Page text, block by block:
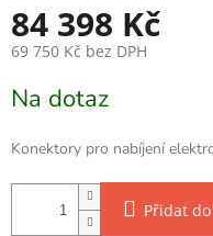
84 398 Kč
69 750 Kč bez DPH
Na dotaz
Konektory pro nabíjení
Přidat